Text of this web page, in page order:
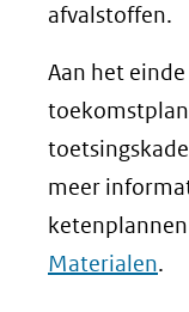
afvalstoffen.
Aan het
meer
Materialen.